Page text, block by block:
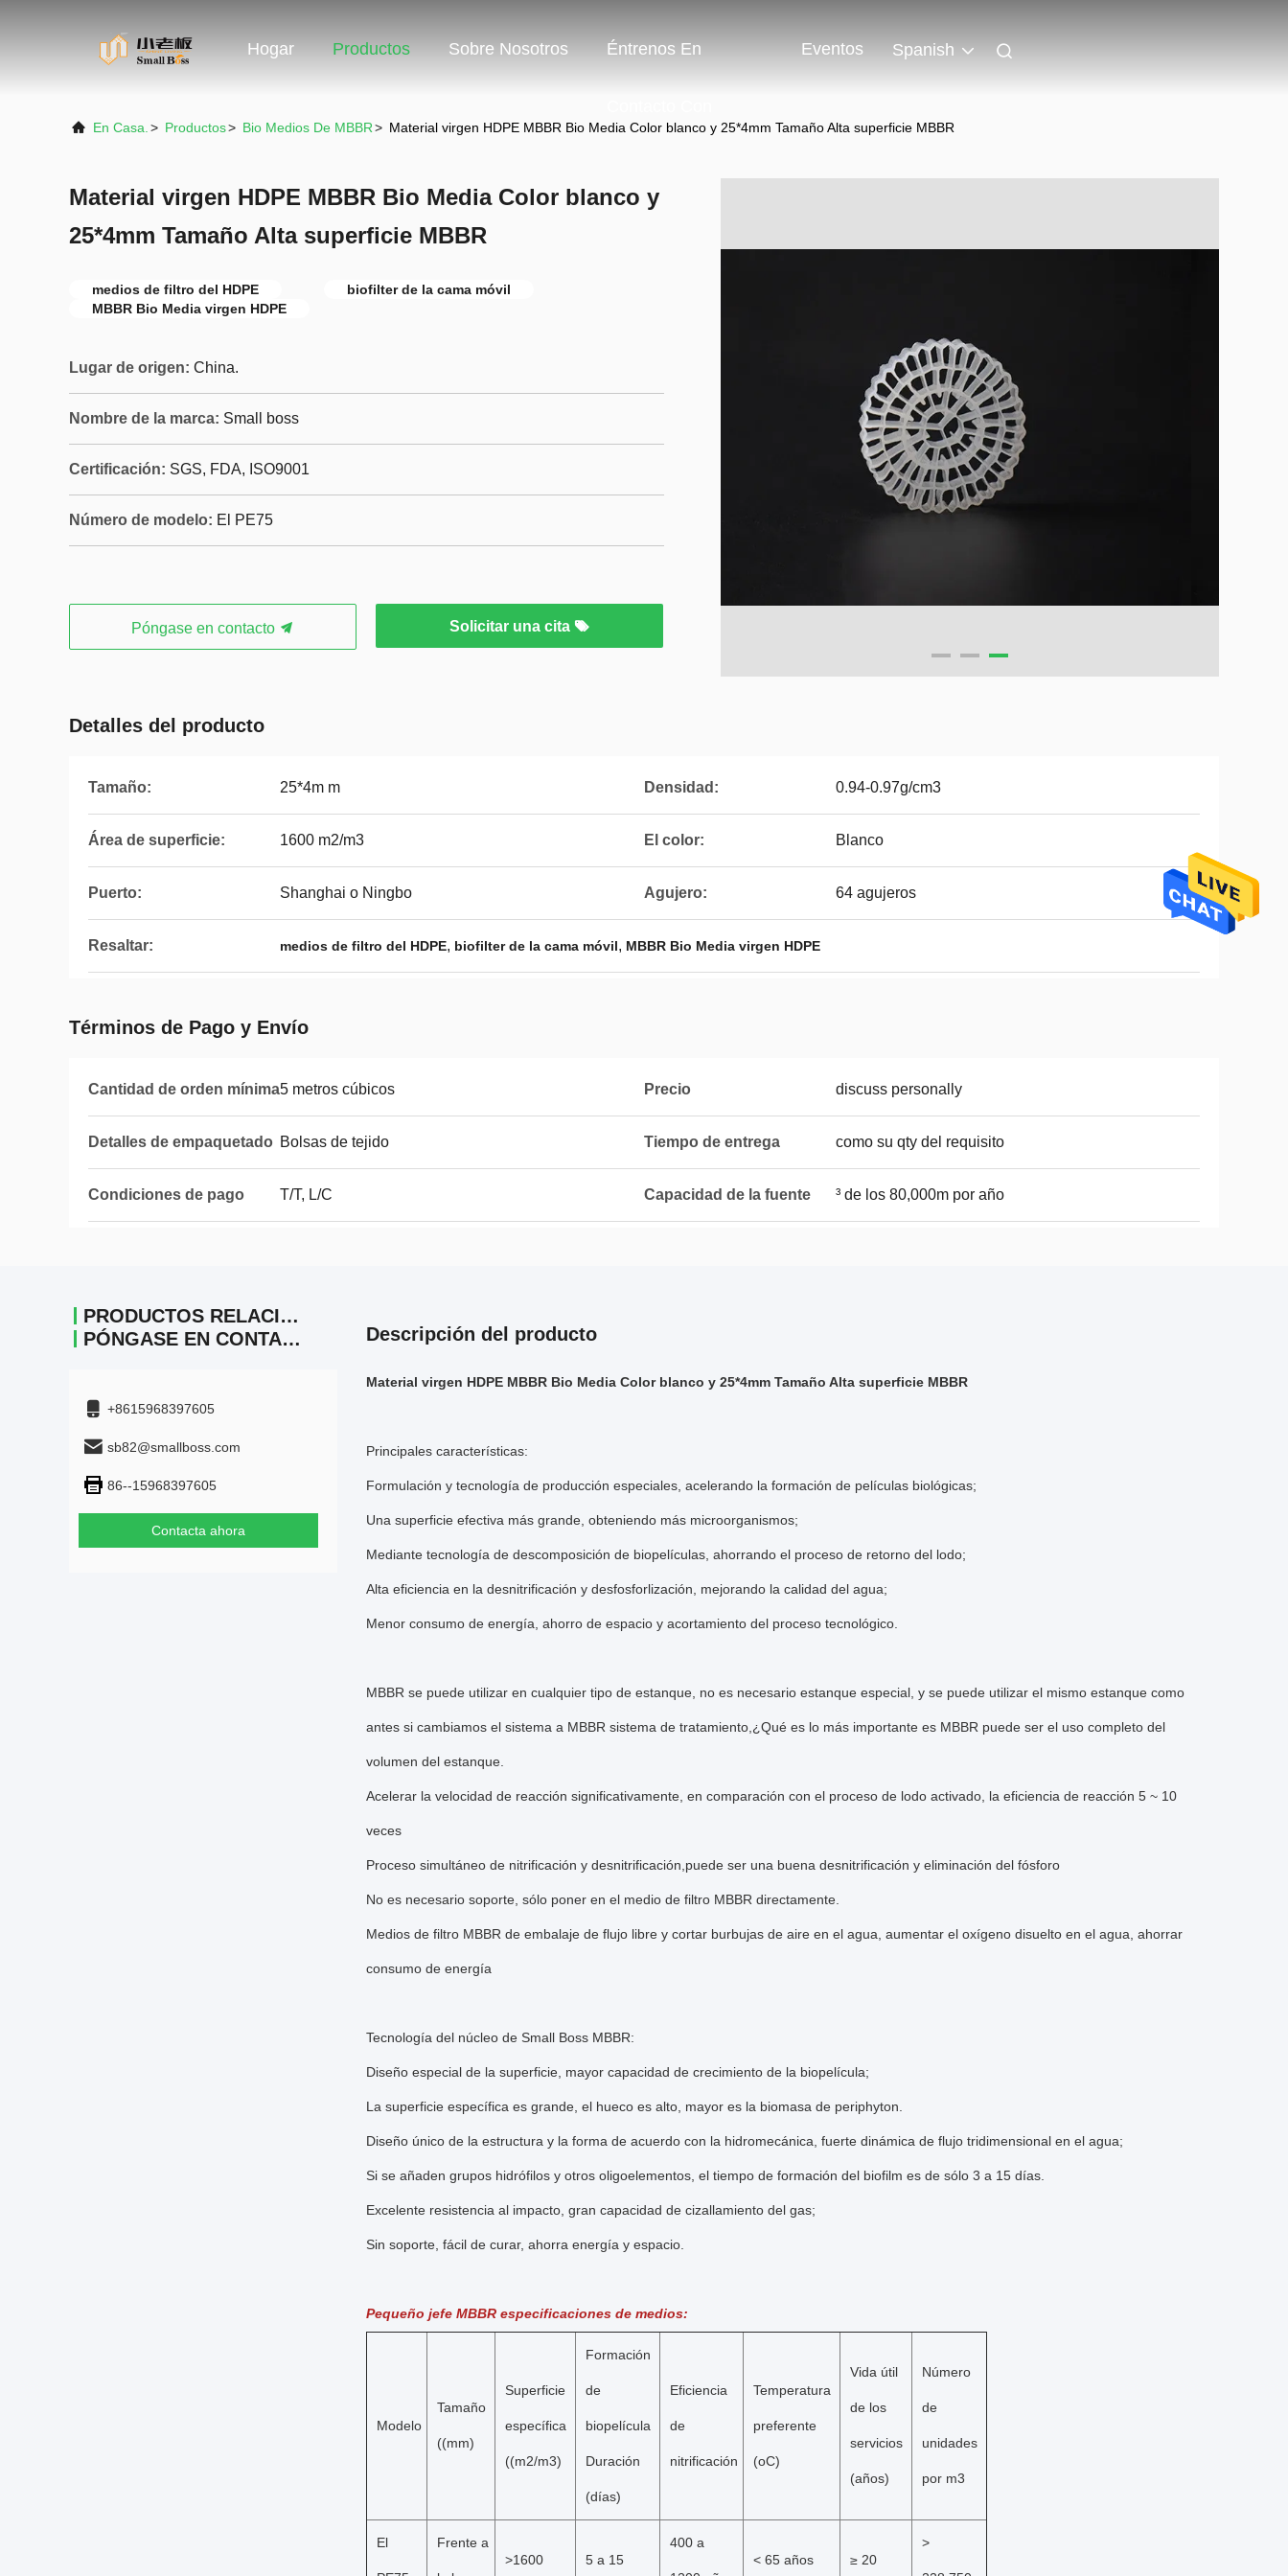
Hogar Productos Sobre Nosotros Éntrenos En Eventos Spanish
En Casa. > Productos> Bio Medios De MBBR> Material virgen HDPE MBBR Bio Media Color blanco y 25*4mm Tamaño Alta superficie MBBR
Material virgen HDPE MBBR Bio Media Color blanco y
25*4mm Tamaño Alta superficie MBBR
medios de filtro del HDPE
biofilter de la cama móvil
MBBR Bio Media virgen HDPE
Lugar de origen: China.
Nombre de la marca: Small boss
Certificación: SGS, FDA, ISO9001
Número de modelo: El PE75
Póngase en contacto Solicitar una cita
Detalles del producto
Tamaño: 25*4m m Densidad: 0.94-0.97g/cm3
Área de superficie: 1600 m2/m3 El color: Blanco
Puerto: Shanghai o Ningbo Agujero: 64 agujeros
Resaltar: medios de filtro del HDPE, biofilter de la cama móvil, MBBR Bio Media virgen HDPE
Términos de Pago y Envío
Cantidad de orden mínima5 metros cúbicos Precio discuss personally
Detalles de empaquetado Bolsas de tejido Tiempo de entrega como su qty del requisito
Condiciones de pago T/T, L/C Capacidad de la fuente ³ de los 80,000m por año
PRODUCTOS RELACIONADOS
PÓNGASE EN CONTACTO
+8615968397605
sb82@smallboss.com
86--15968397605
Contacta ahora
Descripción del producto
Material virgen HDPE MBBR Bio Media Color blanco y 25*4mm Tamaño Alta superficie MBBR
Principales características:
Formulación y tecnología de producción especiales, acelerando la formación de películas biológicas;
Una superficie efectiva más grande, obteniendo más microorganismos;
Mediante tecnología de descomposición de biopelículas, ahorrando el proceso de retorno del lodo;
Alta eficiencia en la desnitrificación y desfosforlización, mejorando la calidad del agua;
Menor consumo de energía, ahorro de espacio y acortamiento del proceso tecnológico.
MBBR se puede utilizar en cualquier tipo de estanque, no es necesario estanque especial, y se puede utilizar el mismo estanque como
antes si cambiamos el sistema a MBBR sistema de tratamiento,¿Qué es lo más importante es MBBR puede ser el uso completo del
volumen del estanque.
Acelerar la velocidad de reacción significativamente, en comparación con el proceso de lodo activado, la eficiencia de reacción 5 ~ 10
veces
Proceso simultáneo de nitrificación y desnitrificación,puede ser una buena desnitrificación y eliminación del fósforo
No es necesario soporte, sólo poner en el medio de filtro MBBR directamente.
Medios de filtro MBBR de embalaje de flujo libre y cortar burbujas de aire en el agua, aumentar el oxígeno disuelto en el agua, ahorrar
consumo de energía
Tecnología del núcleo de Small Boss MBBR:
Diseño especial de la superficie, mayor capacidad de crecimiento de la biopelícula;
La superficie específica es grande, el hueco es alto, mayor es la biomasa de periphyton.
Diseño único de la estructura y la forma de acuerdo con la hidromecánica, fuerte dinámica de flujo tridimensional en el agua;
Si se añaden grupos hidrófilos y otros oligoelementos, el tiempo de formación del biofilm es de sólo 3 a 15 días.
Excelente resistencia al impacto, gran capacidad de cizallamiento del gas;
Sin soporte, fácil de curar, ahorra energía y espacio.
Pequeño jefe MBBR especificaciones de medios:
Modelo
Tamaño
((mm)
Superficie
específica
((m2/m3)
Formación
de
biopelícula
Duración
(días)
Eficiencia
de
nitrificación
Temperatura
preferente
(oC)
Vida útil
de los
servicios
(años)
Número
de
unidades
por m3
El Frente a
>1600 5 a 15
400 a
< 65 años ≥ 20
>